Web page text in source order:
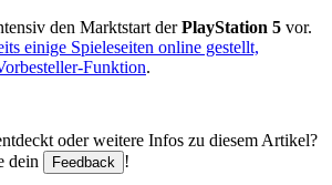
den Marktstart derPlayStation 5 vor.
einige Spieleseiten online gestellt,
Funktion.
oder weitere Infos zu diesem Artikel?
dein
Feedback !